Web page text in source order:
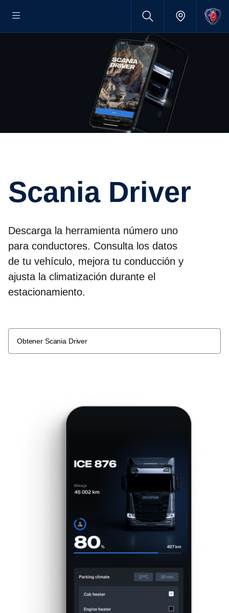
Scania Driver
Descarga la herramienta número uno
para conductores. Consulta los datos
de tu vehículo, mejora tu conducción y
ajusta la climatización durante el
estacionamiento.
Obtener Scania Driver